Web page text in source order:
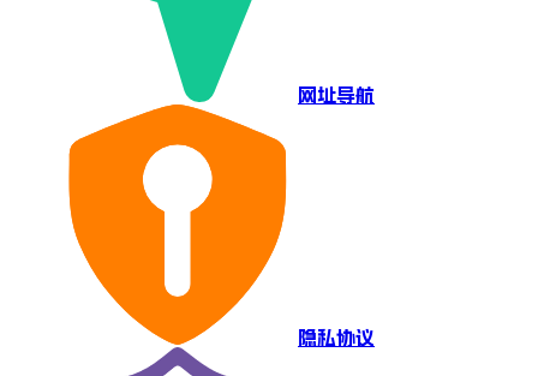
网址导航
隐私协议